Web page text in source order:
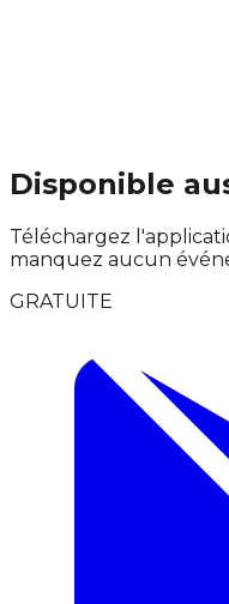
Disponible
Téléchargez
manquez aucun
GRATUITE